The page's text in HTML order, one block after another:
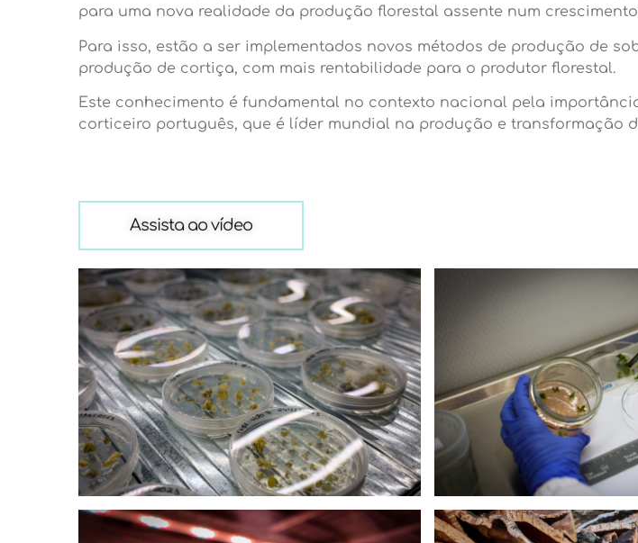
para uma nova realidade da produção florestal assente num
Para isso, estão a ser implementados novos métodos de produção de
produção de cortiça, com mais rentabilidade para o produtor florestal.
Este conhecimento é fundamental no contexto nacional pela
corticeiro português, que é líder mundial na produção e transformação
Assista ao vídeo